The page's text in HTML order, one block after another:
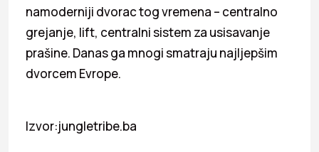
namoderniji dvorac tog vremena – centralno
grejanje, lift, centralni sistem za usisavanje
prašine. Danas ga mnogi smatraju najljepšim
dvorcem Evrope.
Izvor:jungletribe.ba